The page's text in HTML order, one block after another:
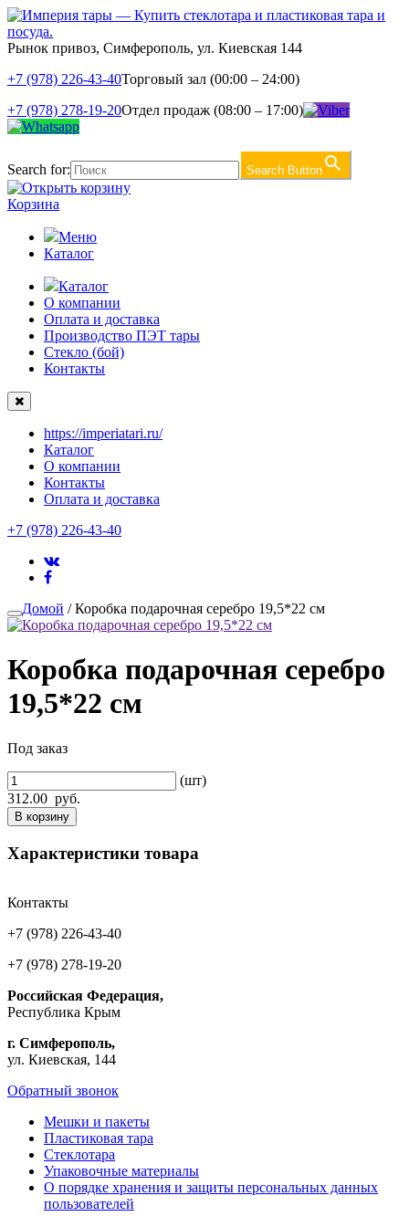
Рынок привоз, Симферополь, ул. Киевская 144
+7 (978) 226-43-40Торговый зал (00:00 – 24:00)
+7 (978) 278-19-20Отдел продаж (08:00 – 17:00)
Search for: Search Button
Корзина
Меню
Каталог
Каталог
О компании
Оплата и доставка
Производство ПЭТ тары
Стекло (бой)
Контакты
https://imperiatari.ru/
Каталог
О компании
Контакты
Оплата и доставка
+7 (978) 226-43-40
Домой / Коробка подарочная серебро 19,5*22 см
Коробка подарочная серебро
19,5*22 см
Под заказ
(шт)
312.00 руб.
В корзину
Характеристики товара
Контакты
+7 (978) 226-43-40
+7 (978) 278-19-20
Российская Федерация,
Республика Крым
г. Симферополь,
ул. Киевская, 144
Обратный звонок
Мешки и пакеты
Пластиковая тара
Стеклотара
Упаковочные материалы
О порядке хранения и защиты персональных данных
пользователей